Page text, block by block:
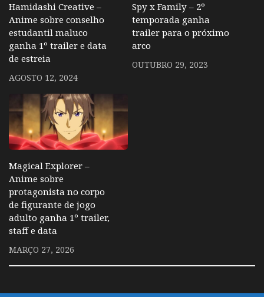
Hamidashi Creative –
Anime sobre conselho
estudantil maluco
ganha 1º trailer e data
de estreia
AGOSTO 12, 2024
Spy x Family – 2º
temporada ganha
trailer para o próximo
arco
OUTUBRO 29, 2023
Magical Explorer –
Anime sobre
protagonista no corpo
de figurante de jogo
adulto ganha 1º trailer,
staff e data
MARÇO 27, 2026